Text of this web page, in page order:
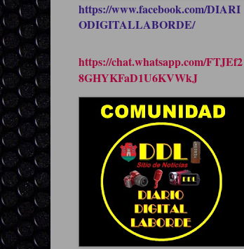
https://www.facebook.com/DIARI
ODIGITALLABORDE/
https://chat.whatsapp.com/FTJEf2
8GHYKFaD1U6KVWkJ